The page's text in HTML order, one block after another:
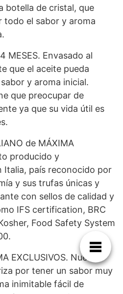
botella de cristal, que
todo el sabor y aroma
MESES. Envasado al
que el aceite pueda
y aroma inicial.
que preocupar de
ya que su vida útil es
de MÁXIMA
producido y
Italia, país reconocido por
y sus trufas únicas y
con sellos de calidad y
IFS certification, BRC
Food Safety System
EXCLUSIVOS. Nuestro
por tener un sabor muy
inimitable fácil de